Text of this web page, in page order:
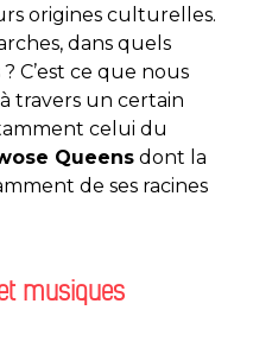
origines culturelles.
dans quels
C’est ce que nous
travers un certain
celui du
Queens dont la
de ses racines
musiques